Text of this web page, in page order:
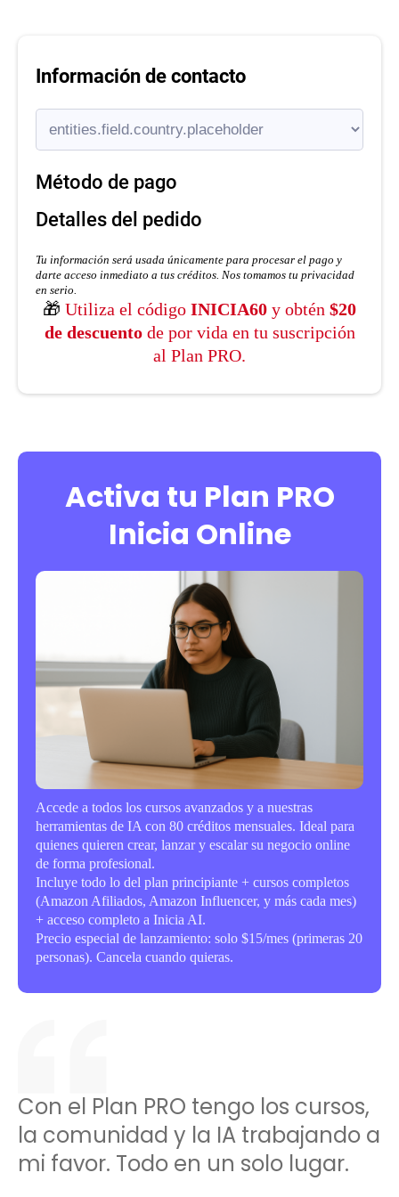
Información de contacto
Método de pago
Detalles del pedido
Tu información será usada únicamente para procesar el pago y
darte acceso inmediato a tus créditos. Nos tomamos tu privacidad
en serio.
🎁 Utiliza el código INICIA60 y obtén $20
de descuentode por vida en tu suscripción
al Plan PRO.
Activa tu Plan PRO
Inicia Online
Accede a todos los cursos avanzados y a nuestras
herramientas de IA con 80 créditos mensuales. Ideal para
quienes quieren crear, lanzar y escalar su negocio online
de forma profesional.
Incluye todo lo del plan principiante + cursos completos
(Amazon Afiliados, Amazon Influencer, y más cada mes)
+ acceso completo a Inicia AI.
Precio especial de lanzamiento: solo $15/mes (primeras 20
personas). Cancela cuando quieras.
Con el Plan PRO tengo los cursos,
la comunidad y la IA trabajando a
mi favor. Todo en un solo lugar.